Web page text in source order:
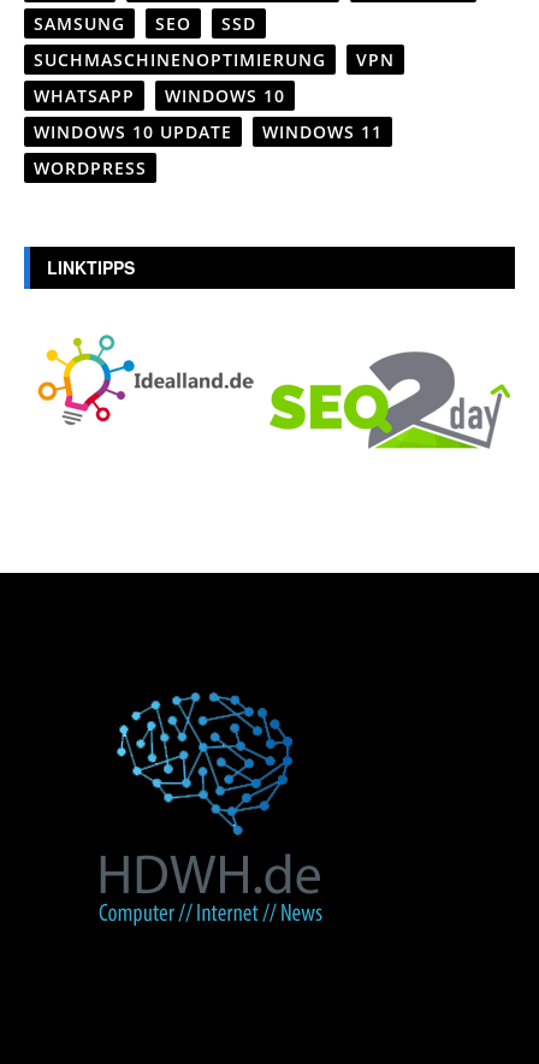
SAMSUNG
SEO
SSD
SUCHMASCHINENOPTIMIERUNG
VPN
WHATSAPP
WINDOWS 10
WINDOWS 10 UPDATE
WINDOWS 11
WORDPRESS
LINKTIPPS